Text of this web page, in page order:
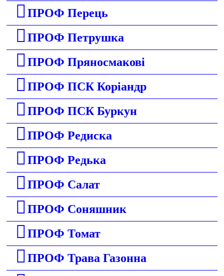
ПРОФ Перець
ПРОФ Петрушка
ПРОФ Пряносмакові
ПРОФ ПСК Коріандр
ПРОФ ПСК Буркун
ПРОФ Редиска
ПРОФ Редька
ПРОФ Салат
ПРОФ Соняшник
ПРОФ Томат
ПРОФ Трава Газонна